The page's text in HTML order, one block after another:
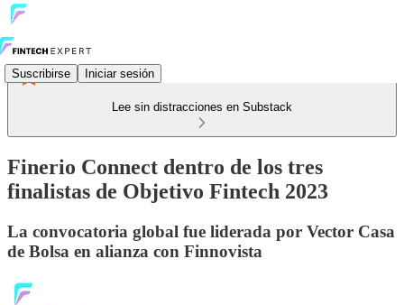
Suscribirse Iniciar sesión
Lee sin distracciones en Substack
Finerio Connect dentro de los tres
finalistas de Objetivo Fintech 2023
La convocatoria global fue liderada por Vector Casa
de Bolsa en alianza con Finnovista